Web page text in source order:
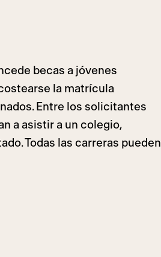
becas a jóvenes
la matrícula
Entre los solicitantes
a asistir a un colegio,
Todas las carreras pueden